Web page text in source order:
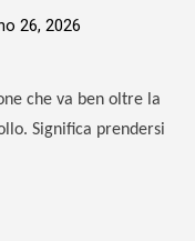
26, 2026
che va ben oltre la
Significa prendersi